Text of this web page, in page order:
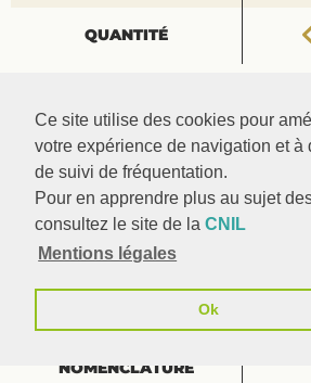
Ce site utilise des cookies pour
votre expérience de navigation et à
de suivi de fréquentation.
Pour en apprendre plus au sujet
consultez le site de la CNIL
Mentions légales
Ok
Si